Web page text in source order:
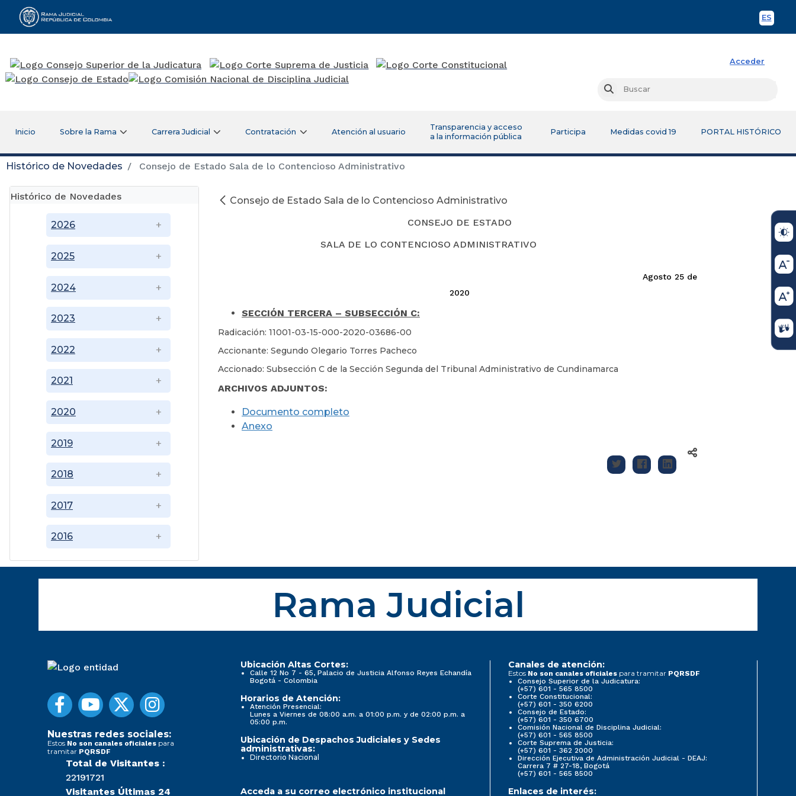
ES
Rama Judicial
Acceder
Buscar
Inicio Sobre la Rama Carrera Judicial Contratación Atención al usuario
Transparencia y acceso
a la información pública
Participa Medidas covid 19 PORTAL HISTÓRICO
Histórico de Novedades Consejo de Estado Sala de lo Contencioso Administrativo
Histórico de Novedades
2016
2017
2018
2019
2020
2021
2022
2023
2024
2025
2026
Consejo de Estado Sala de lo Contencioso Administrativo
CONSEJO DE ESTADO
SALA DE LO CONTENCIOSO ADMINISTRATIVO
Agosto 25 de
2020
SECCIÓN TERCERA – SUBSECCIÓN C:
Radicación: 11001-03-15-000-2020-03686-00
Accionante: Segundo Olegario Torres Pacheco
Accionado: Subsección C de la Sección Segunda del Tribunal Administrativo de Cundinamarca
ARCHIVOS ADJUNTOS:
Documento completo
Anexo
Rama Judicial
Nuestras redes sociales:
Estos No son canales oficiales para
tramitar PQRSDF
Total de Visitantes :
22191721
Visitantes Últimas 24
Ubicación Altas Cortes:
Calle 12 No 7 - 65, Palacio de Justicia Alfonso Reyes Echandía
Bogotá - Colombia
Horarios de Atención:
Atención Presencial:
Lunes a Viernes de 08:00 a.m. a 01:00 p.m. y de 02:00 p.m. a
05:00 p.m.
Ubicación de Despachos Judiciales y Sedes
administrativas:
Directorio Nacional
Canales de atención:
Estos No son canales oficiales para tramitar PQRSDF
Consejo Superior de la Judicatura:
(+57) 601 - 565 8500
Corte Constitucional:
(+57) 601 - 350 6200
Consejo de Estado:
(+57) 601 - 350 6700
Comisión Nacional de Disciplina Judicial:
(+57) 601 - 565 8500
Corte Suprema de Justicia:
(+57) 601 - 362 2000
Dirección Ejecutiva de Administración Judicial - DEAJ:
Carrera 7 # 27-18, Bogotá
(+57) 601 - 565 8500
Acceda a su correo electrónico institucional Enlaces de interés: